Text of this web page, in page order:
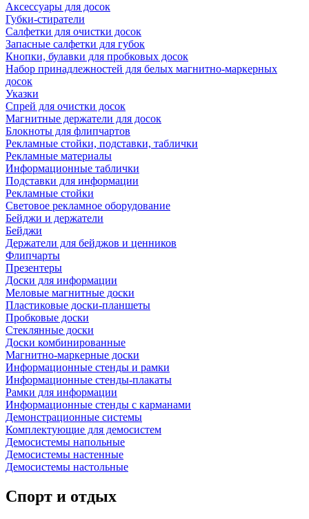
Аксессуары для досок
Губки-стиратели
Салфетки для очистки досок
Запасные салфетки для губок
Кнопки, булавки для пробковых досок
Набор принадлежностей для белых магнитно-маркерных
досок
Указки
Спрей для очистки досок
Магнитные держатели для досок
Блокноты для флипчартов
Рекламные стойки, подставки, таблички
Рекламные материалы
Информационные таблички
Подставки для информации
Рекламные стойки
Световое рекламное оборудование
Бейджи и держатели
Бейджи
Держатели для бейджов и ценников
Флипчарты
Презентеры
Доски для информации
Меловые магнитные доски
Пластиковые доски-планшеты
Пробковые доски
Стеклянные доски
Доски комбинированные
Магнитно-маркерные доски
Информационные стенды и рамки
Информационные стенды-плакаты
Рамки для информации
Информационные стенды с карманами
Демонстрационные системы
Комплектующие для демосистем
Демосистемы напольные
Демосистемы настенные
Демосистемы настольные
Спорт и отдых